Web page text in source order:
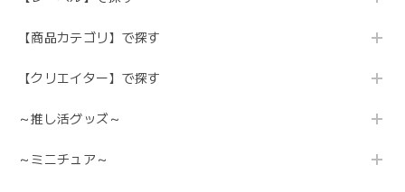
【商品カテゴリ】で探す
【クリエイター】で探す
～推し活グッズ～
～ミニチュア～